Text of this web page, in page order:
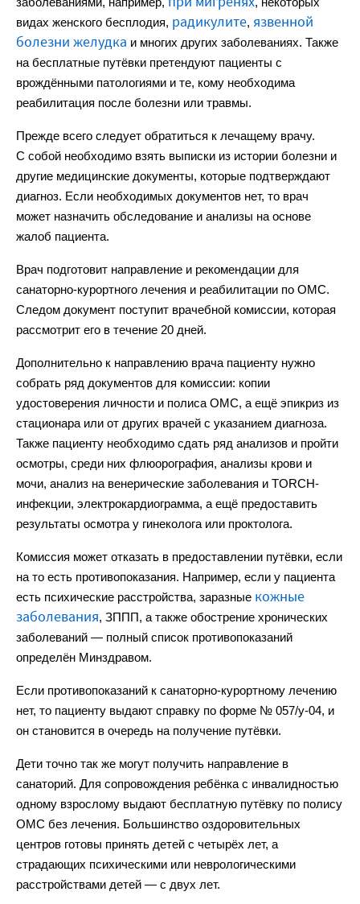
заболеваниями, например,
, некоторых
видах женского бесплодия, радикулите, язвенной
болезни желудка и многих других заболеваниях. Также
на бесплатные путёвки претендуют пациенты с
врождёнными патологиями и те, кому необходима
реабилитация после болезни или травмы.
Прежде всего следует обратиться к лечащему врачу.
С собой необходимо взять выписки из истории болезни и
другие медицинские документы, которые подтверждают
диагноз. Если необходимых документов нет, то врач
может назначить обследование и анализы на основе
жалоб пациента.
Врач подготовит направление и рекомендации для
санаторно-курортного лечения и реабилитации по ОМС.
Следом документ поступит врачебной комиссии, которая
рассмотрит его в течение 20 дней.
Дополнительно к направлению врача пациенту нужно
собрать ряд документов для комиссии: копии
удостоверения личности и полиса ОМС, а ещё эпикриз из
стационара или от других врачей с указанием диагноза.
Также пациенту необходимо сдать ряд анализов и пройти
осмотры, среди них флюорография, анализы крови и
мочи, анализ на венерические заболевания и TORCH-
инфекции, электрокардиограмма, а ещё предоставить
результаты осмотра у гинеколога или проктолога.
Комиссия может отказать в предоставлении путёвки, если
на то есть противопоказания. Например, если у пациента
есть психические расстройства, заразные кожные
заболевания, ЗППП, а также обострение хронических
заболеваний — полный список противопоказаний
определён Минздравом.
Если противопоказаний к санаторно-курортному лечению
нет, то пациенту выдают справку по форме № 057/у-04, и
он становится в очередь на получение путёвки.
Дети точно так же могут получить направление в
санаторий. Для сопровождения ребёнка с инвалидностью
одному взрослому выдают бесплатную путёвку по полису
ОМС без лечения. Большинство оздоровительных
центров готовы принять детей с четырёх лет, а
страдающих психическими или неврологическими
расстройствами детей — с двух лет.